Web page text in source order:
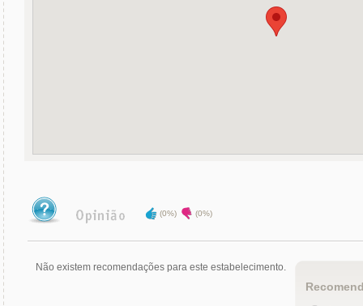
(0%) (0%)
Não existem recomendações para este estabelecimento.